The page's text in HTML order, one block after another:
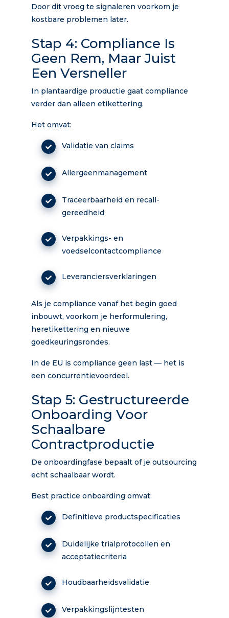
Door dit vroeg te signaleren voorkom je
kostbare problemen later.
Stap 4: Compliance Is
Geen Rem, Maar Juist
Een Versneller
In plantaardige productie gaat compliance
verder dan alleen etikettering.
Het omvat:
Validatie van claims
Allergeenmanagement
Traceerbaarheid en recall-
gereedheid
Verpakkings- en
voedselcontactcompliance
Leveranciersverklaringen
Als je compliance vanaf het begin goed
inbouwt, voorkom je herformulering,
heretikettering en nieuwe
goedkeuringsrondes.
In de EU is compliance geen last — het is
een concurrentievoordeel.
Stap 5: Gestructureerde
Onboarding Voor
Schaalbare
Contractproductie
De onboardingfase bepaalt of je outsourcing
echt schaalbaar wordt.
Best practice onboarding omvat:
Definitieve productspecificaties
Duidelijke trialprotocollen en
acceptatiecriteria
Houdbaarheidsvalidatie
Verpakkingslijntesten